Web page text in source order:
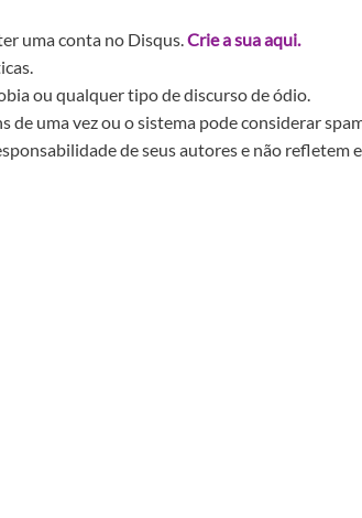
uma conta no Disqus.Crie a sua aqui.
ou qualquer tipo de discurso de ódio.
de uma vez ou o sistema pode considerar
de seus autores e não refletem